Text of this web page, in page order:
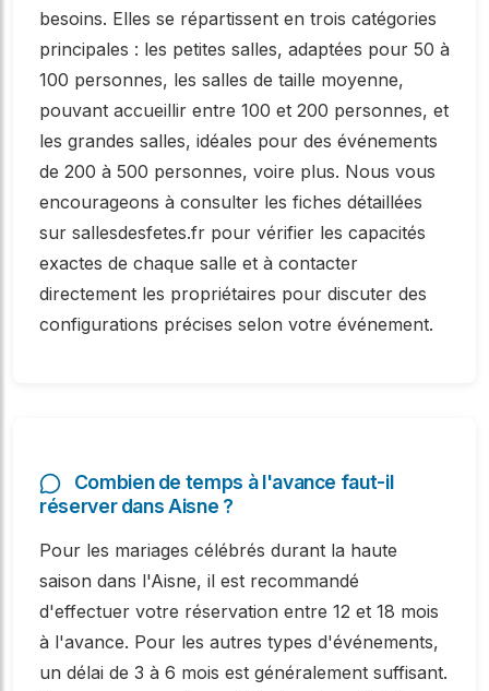
besoins. Elles se répartissent en trois catégories
principales : les petites salles, adaptées pour 50 à
100 personnes, les salles de taille moyenne,
pouvant accueillir entre 100 et 200 personnes, et
les grandes salles, idéales pour des événements
de 200 à 500 personnes, voire plus. Nous vous
encourageons à consulter les fiches détaillées
sur sallesdesfetes.fr pour vérifier les capacités
exactes de chaque salle et à contacter
directement les propriétaires pour discuter des
configurations précises selon votre événement.
Combien de temps à l'avance faut-il
réserver dans Aisne ?
Pour les mariages célébrés durant la haute
saison dans l'Aisne, il est recommandé
d'effectuer votre réservation entre 12 et 18 mois
à l'avance. Pour les autres types d'événements,
un délai de 3 à 6 mois est généralement suffisant.